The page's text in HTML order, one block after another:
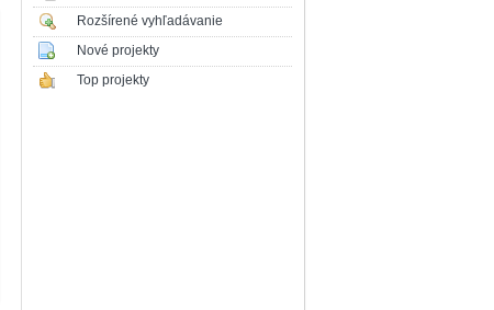
Rozšírené vyhľadávanie
Nové projekty
Top projekty